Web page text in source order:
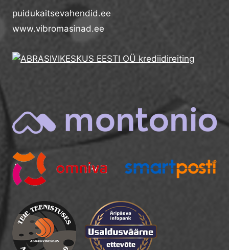
puidukaitsevahendid.ee
www.vibromasinad.ee